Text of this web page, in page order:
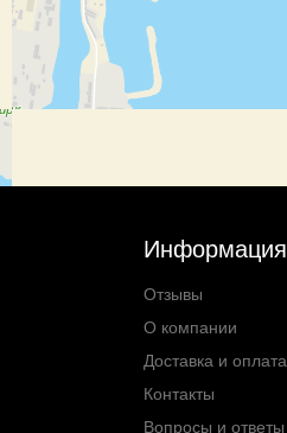
Информация
Отзывы
О компании
Доставка и оплата
Контакты
Вопросы и ответы